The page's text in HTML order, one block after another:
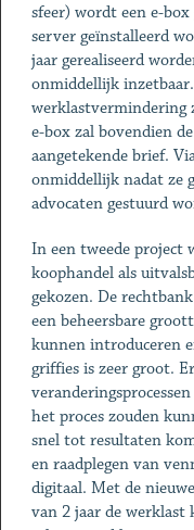
sfeer) wordt een e-box
server geïnstalleerd
jaar gerealiseerd
onmiddellijk
werklastvermindering
e-box zal bovendien
aangetekende brief.
onmiddellijk nadat ze
advocaten gestuurd
In een tweede project
koophandel als
gekozen. De
een beheersbare
kunnen introduceren
griffies is zeer groot.
het proces zouden
snel tot resultaten
en raadplegen van
digitaal. Met de
van 2 jaar de werklast